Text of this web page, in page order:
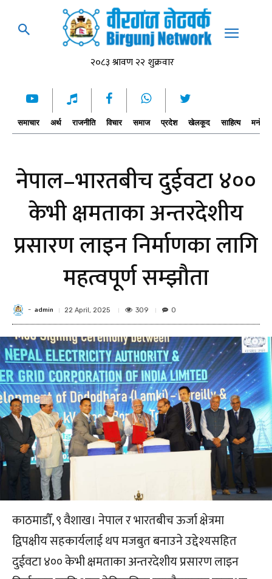
समाचार अर्थ राजनीति विचार समाज प्रदेश खेलकूद साहित्य
नेपाल–भारतबीच दुईवटा ४००
केभी क्षमताका अन्तरदेशीय
प्रसारण लाइन निर्माणका लागि
महत्वपूर्ण सम्झौता
- admin 22 April, 2025 309 0
काठमाडौँ, ९ वैशाख। नेपाल र भारतबीच ऊर्जा क्षेत्रमा
द्विपक्षीय सहकार्यलाई थप मजबुत बनाउने उद्देश्यसहित
दुईवटा ४०० केभी क्षमताका अन्तरदेशीय प्रसारण लाइन